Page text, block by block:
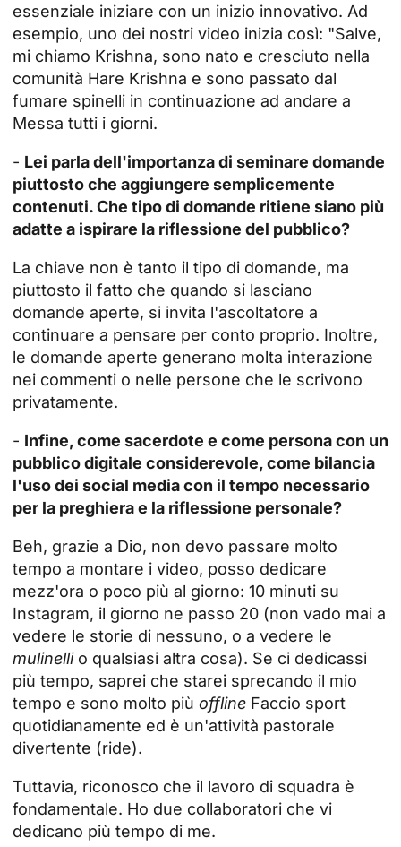
essenziale iniziare con un inizio innovativo. Ad
esempio, uno dei nostri video inizia così: "Salve,
mi chiamo Krishna, sono nato e cresciuto nella
comunità Hare Krishna e sono passato dal
fumare spinelli in continuazione ad andare a
Messa tutti i giorni.
- Lei parla dell'importanza di seminare domande
piuttosto che aggiungere semplicemente
contenuti. Che tipo di domande ritiene siano più
adatte a ispirare la riflessione del pubblico?
La chiave non è tanto il tipo di domande, ma
piuttosto il fatto che quando si lasciano
domande aperte, si invita l'ascoltatore a
continuare a pensare per conto proprio. Inoltre,
le domande aperte generano molta interazione
nei commenti o nelle persone che le scrivono
privatamente.
- Infine, come sacerdote e come persona con un
pubblico digitale considerevole, come bilancia
l'uso dei social media con il tempo necessario
per la preghiera e la riflessione personale?
Beh, grazie a Dio, non devo passare molto
tempo a montare i video, posso dedicare
mezz'ora o poco più al giorno: 10 minuti su
Instagram, il giorno ne passo 20 (non vado mai a
vedere le storie di nessuno, o a vedere le
mulinelli o qualsiasi altra cosa). Se ci dedicassi
più tempo, saprei che starei sprecando il mio
tempo e sono molto più offline Faccio sport
quotidianamente ed è un'attività pastorale
divertente (ride).
Tuttavia, riconosco che il lavoro di squadra è
fondamentale. Ho due collaboratori che vi
dedicano più tempo di me.